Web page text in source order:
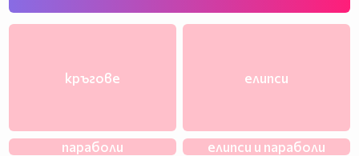
кръгове елипси
параболи елипси и параболи